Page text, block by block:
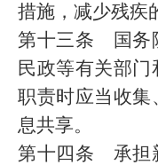
措施，减少残疾
第十三条 国务
民政等有关部
职责时应当收集
息共享。
第十四条 承担